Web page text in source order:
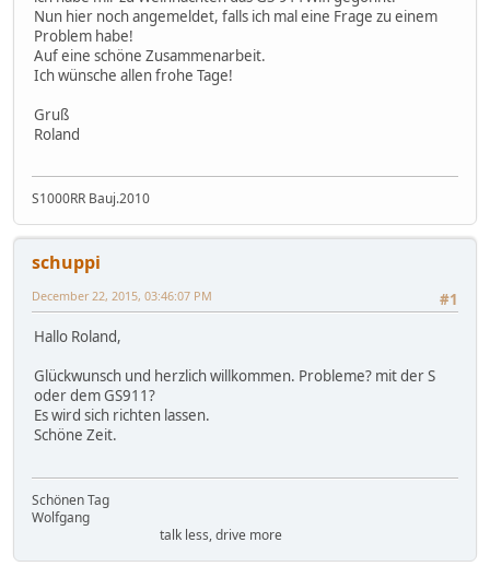
Nun hier noch angemeldet, falls ich mal eine Frage zu einem
Problem habe!
Auf eine schöne Zusammenarbeit.
Ich wünsche allen frohe Tage!
Gruß
Roland
S1000RR Bauj.2010
schuppi
#1
December 22, 2015, 03:46:07 PM
Hallo Roland,
Glückwunsch und herzlich willkommen. Probleme? mit der S
oder dem GS911?
Es wird sich richten lassen.
Schöne Zeit.
Schönen Tag
Wolfgang
talk less, drive more